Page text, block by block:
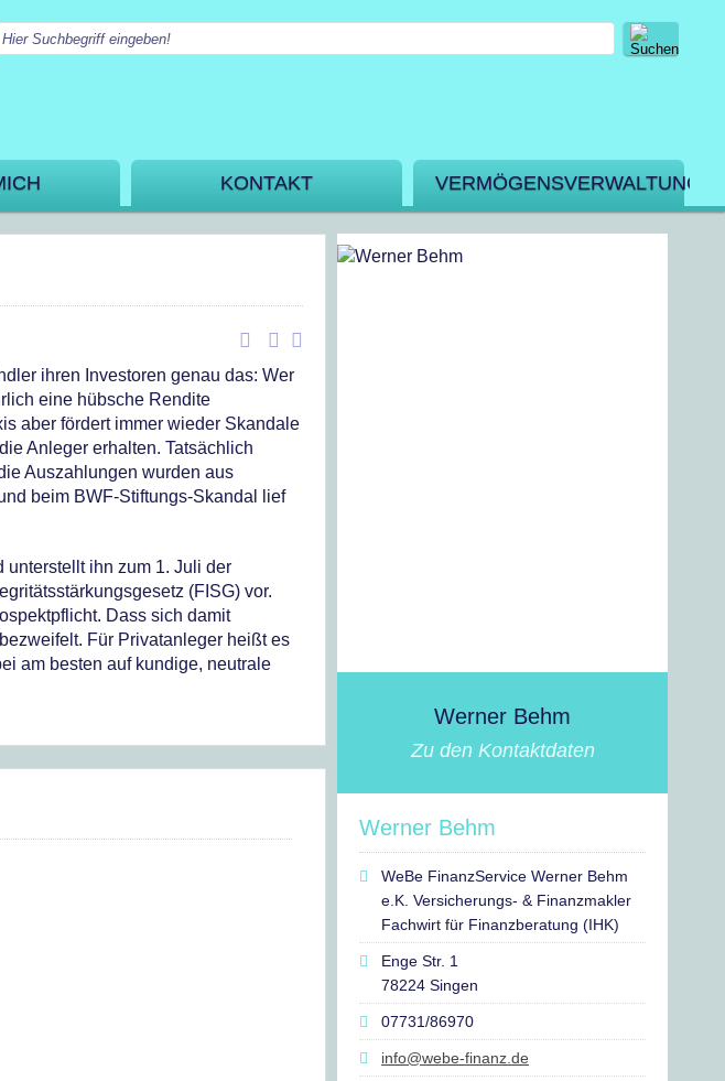
KONTAKT VERMÖGENSVERWALTUNG
Werner Behm
Zu den Kontaktdaten
Werner Behm
WeBe FinanzService Werner Behm
e.K. Versicherungs- & Finanzmakler
Fachwirt für Finanzberatung (IHK)
Enge Str. 1
78224 Singen
07731/86970
info@webe-finanz.de
ihren Investoren genau das: Wer
eine hübsche Rendite
aber fördert immer wieder Skandale
Anleger erhalten. Tatsächlich
Auszahlungen wurden aus
beim BWF-Stiftungs-Skandal lief
ihn zum 1. Juli der
(FISG) vor.
Dass sich damit
Für Privatanleger heißt es
am besten auf kundige, neutrale